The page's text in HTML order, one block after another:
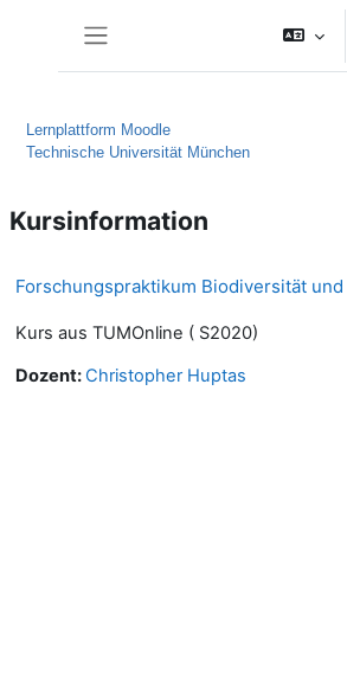
Lernplattform Moodle
Technische Universität München
Kursinformation
Forschungspraktikum Biodiversität und
Kurs aus TUMOnline ( S2020)
Dozent:Christopher Huptas